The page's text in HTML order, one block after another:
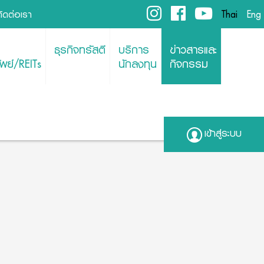
ต่อเรา Thai Eng
/REITs
ธุรกิจทรัสตี บริการ
นักลงทุน
ข่าวสารและ
กิจกรรม
เข้าสู่ระบบ